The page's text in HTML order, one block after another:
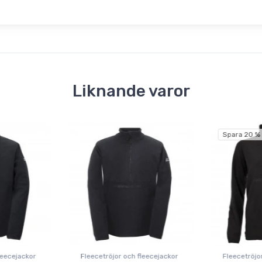
Liknande varor
Fleecetröjor och fleecejackor
Spara 20 %